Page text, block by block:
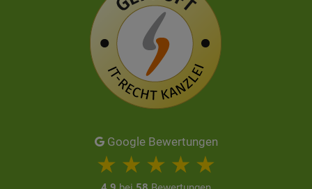
Google Bewertungen